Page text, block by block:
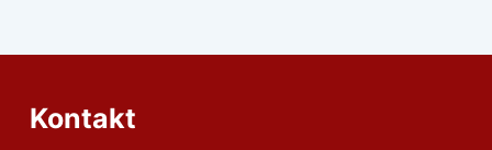
Kontakt